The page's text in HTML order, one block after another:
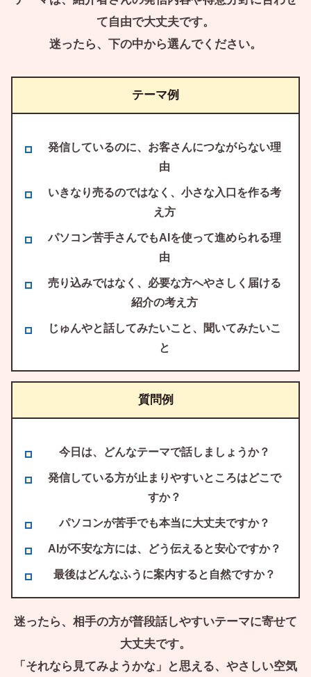
て自由で大丈夫です。
迷ったら、下の中から選んでください。
テーマ例
発信しているのに、お客さんにつながらない理
由
いきなり売るのではなく、小さな入口を作る考
え方
パソコン苦手さんでもAIを使って進められる理
由
売り込みではなく、必要な方へやさしく届ける
紹介の考え方
じゅんやと話してみたいこと、聞いてみたいこ
と
質問例
今日は、どんなテーマで話しましょうか？
発信している方が止まりやすいところはどこで
すか？
パソコンが苦手でも本当に大丈夫ですか？
AIが不安な方には、どう伝えると安心ですか？
最後はどんなふうに案内すると自然ですか？
迷ったら、相手の方が普段話しやすいテーマに寄せて
大丈夫です。
「それなら見てみようかな」と思える、やさしい空気